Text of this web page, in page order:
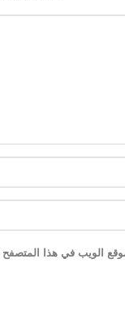
الويب في هذا المتصفح